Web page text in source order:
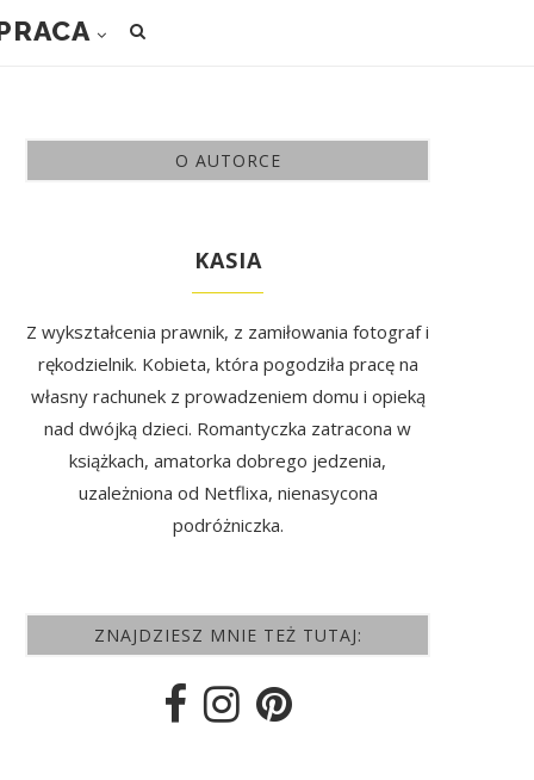
O AUTORCE
KASIA
Z wykształcenia prawnik, z zamiłowania fotograf i
rękodzielnik. Kobieta, która pogodziła pracę na
własny rachunek z prowadzeniem domu i opieką
nad dwójką dzieci. Romantyczka zatracona w
książkach, amatorka dobrego jedzenia,
uzależniona od Netflixa, nienasycona
podróżniczka.
ZNAJDZIESZ MNIE TEŻ TUTAJ: